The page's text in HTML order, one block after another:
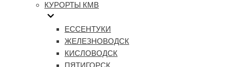
КУРОРТЫ КМВ
ЕССЕНТУКИ
ЖЕЛЕЗНОВОДСК
КИСЛОВОДСК
ПЯТИГОРСК